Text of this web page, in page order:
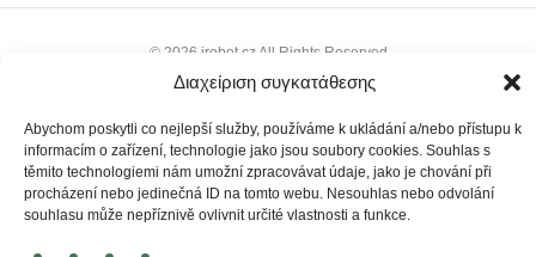
Διαχείριση συγκατάθεσης
Abychom poskytli co nejlepší služby, používáme k ukládání a/nebo přístupu k
informacím o zařízení, technologie jako jsou soubory cookies. Souhlas s
těmito technologiemi nám umožní zpracovávat údaje, jako je chování při
procházení nebo jedinečná ID na tomto webu. Nesouhlas nebo odvolání
souhlasu může nepříznivě ovlivnit určité vlastnosti a funkce.
© 2026 irobot.cz All Rights Reserved
Webdesign byKennymax Visual Designer